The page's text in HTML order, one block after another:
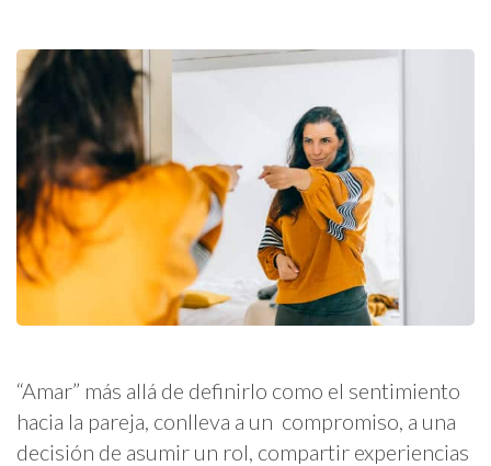
“Amar” más allá de definirlo como el sentimiento
hacia la pareja, conlleva a un compromiso, a una
decisión de asumir un rol, compartir experiencias